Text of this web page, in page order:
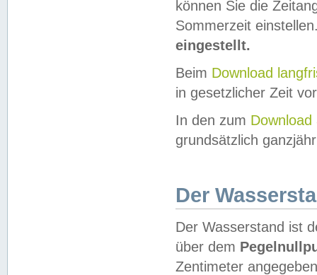
können Sie die
Sommerzeit
eingestellt.
Beim Download
in gesetzlicher Zeit
In den zum Download
grundsätzlich
Der
Der Wasserstand ist
über dem
Zentimeter